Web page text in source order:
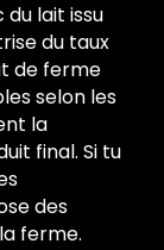
lait issu
du taux
de ferme
selon les
la
final. Si tu
des
ferme.